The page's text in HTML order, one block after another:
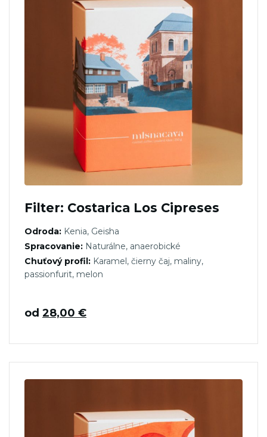
Filter: Costarica Los Cipreses
Odroda: Kenia, Geisha
Spracovanie: Naturálne, anaerobické
Chuťový profil: Karamel, čierny čaj, maliny,
passionfurit, melon
od 28,00 €